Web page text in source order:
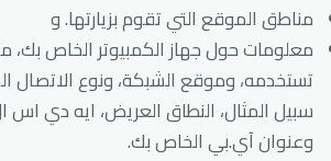
مناطق الموقع التي تقوم بزيارتها. و
معلومات حول جهاز الكمبيوتر الخاص بك،
تستخدمه، وموقع الشبكة، ونوع الاتصال
سبيل المثال، النطاق العريض، ايه دي اس
وعنوان آي.بي الخاص بك.